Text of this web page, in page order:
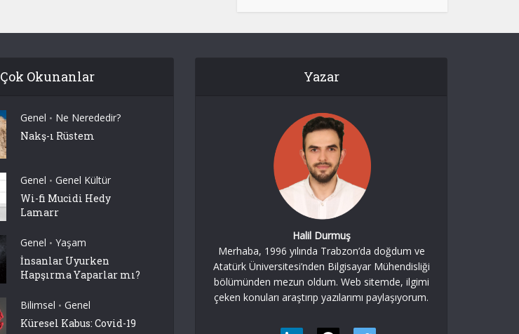
Çok Okunanlar
Genel • Ne Nerededir?
Nakş-ı Rüstem
Genel • Genel Kültür
Wi-fi Mucidi Hedy
Lamarr
Genel • Yaşam
İnsanlar Uyurken
Hapşırma Yaparlar mı?
Bilimsel • Genel
Küresel Kabus: Covid-19
Yazar
Halil Durmuş
Merhaba, 1996 yılında Trabzon’da doğdum ve
Atatürk Üniversitesi’nden Bilgisayar Mühendisliği
bölümünden mezun oldum. Web sitemde, ilgimi
çeken konuları araştırıp yazılarımı paylaşıyorum.